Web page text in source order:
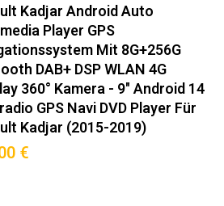
Kadjar Android Auto
Player GPS
Mit 8G+256G
DAB+ DSP WLAN 4G
360° Kamera - 9" Android 14
GPS Navi DVD Player Für
Kadjar (2015-2019)
€